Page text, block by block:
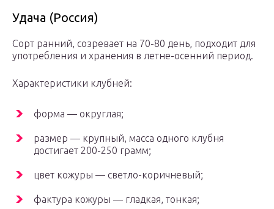
Удача (Россия)
Сорт ранний, созревает на 70-80 день, подходит для
употребления и хранения в летне-осенний период.
Характеристики клубней:
форма — округлая;
размер — крупный, масса одного клубня
достигает 200-250 грамм;
цвет кожуры — светло-коричневый;
фактура кожуры — гладкая, тонкая;